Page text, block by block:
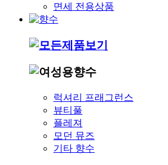
면세 전용상품
럭셔리 프래그런스
뷰티풀
플레져
모던 뮤즈
기타 향수